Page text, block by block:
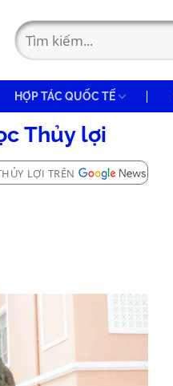
HỢP TÁC QUỐC TẾ
Thủy lợi
LỢI TRÊN